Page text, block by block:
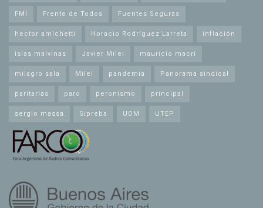
FMI Frente de Todos Fuentes Seguras
hector amichetti Horacio Rodríguez Larreta inflación
islas malvinas Javier Milei mauricio macri
milagro sala Milei pandemia Panorama sindical
paritarias paro peronismo principal
sergio massa Sipreba UOM UTEP